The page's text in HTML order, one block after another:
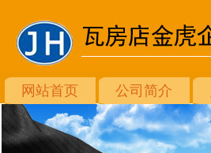
网站首页 公司简介